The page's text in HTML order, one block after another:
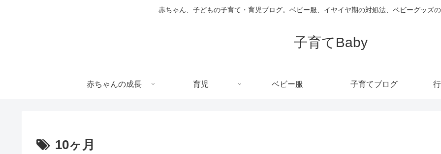
赤ちゃん、子どもの子育て・育児ブログ。ベビー服、イヤイヤ期の対処法、ベビーグッズ
子育てBaby
赤ちゃんの成長 育児 ベビー服 子育てブログ
10ヶ月